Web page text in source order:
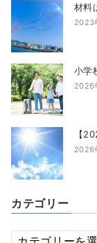
材料
2023
小学
2026
【
2026
カテゴリー
カ